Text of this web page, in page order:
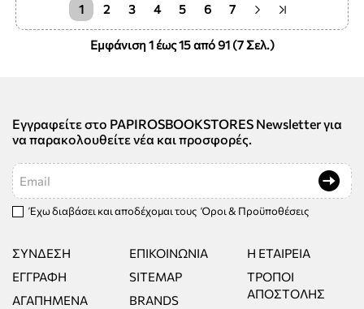
1 2 3 4 5 6 7
Εμφάνιση 1 έως 15 από 91 (7 Σελ.)
Εγγραφείτε στο PAPIROSBOOKSTORES Newsletter για
να παρακολουθείτε νέα και προσφορές.
Email
Έχω διαβάσει και αποδέχομαι τους Όροι & Προϋποθέσεις
ΣΎΝΔΕΣΗ
ΕΓΓΡΑΦΉ
ΑΓΑΠΗΜΈΝΑ
ΕΠΙΚΟΙΝΩΝΊΑ
SITEMAP
BRANDS
Η ΕΤΑΙΡΕΊΑ
ΤΡΌΠΟΙ
ΑΠΟΣΤΟΛΉΣ